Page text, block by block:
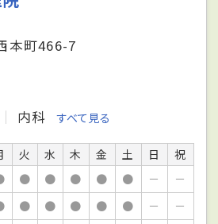
本町466-7
内科 すべて見る
火 水 木 金 土 日
祝
● ● ● ● ● －
－
● ● ● ● ● －
－